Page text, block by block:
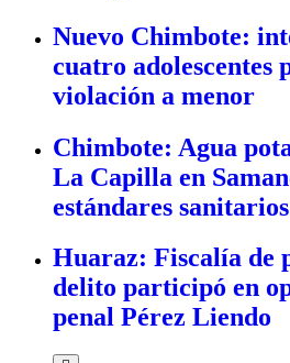
Nuevo Chimbote:
cuatro adolescentes
violación a menor
Chimbote: Agua
La Capilla en
estándares sanitarios
Huaraz: Fiscalía de
delito participó en
penal Pérez Liendo
Chimbote: Incautan
utilizadas para captar
concha de abanico